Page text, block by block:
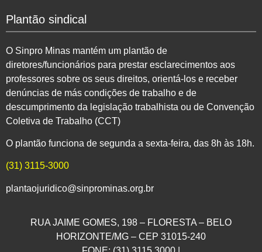
Plantão sindical
O Sinpro Minas mantém um plantão de
diretores/funcionários para prestar esclarecimentos aos
professores sobre os seus direitos, orientá-los e receber
denúncias de más condições de trabalho e de
descumprimento da legislação trabalhista ou de Convenção
Coletiva de Trabalho (CCT)
O plantão funciona de segunda a sexta-feira, das 8h às 18h.
(31) 3115-3000
plantaojuridico@sinprominas.org.br
RUA JAIME GOMES, 198 – FLORESTA – BELO
HORIZONTE/MG – CEP 31015-240